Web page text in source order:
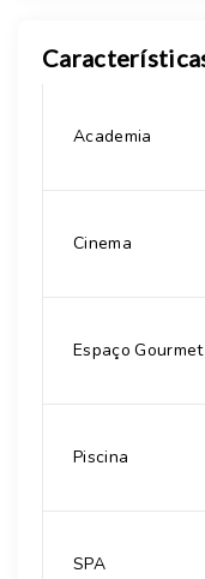
Academia
Cinema
Espaço Gourmet
Piscina
SPA